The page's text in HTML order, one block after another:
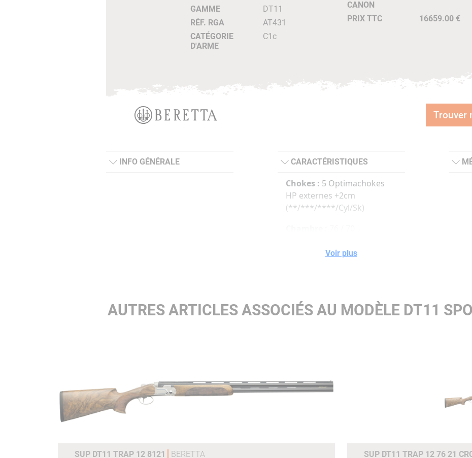
GAMME
DT11
RÉF. RGA
AT431
CATÉGORIE
D'ARME
C1c
CANON
PRIX TTC 16659.00 €
Trouver
INFO GÉNÉRALE CARACTÉRISTIQUES
Chokes : 5 Optimachokes
HP externes +2cm
(**/***/****/Cyl/Sk)
10x8mm
Voir plus
AUTRES ARTICLES ASSOCIÉS AU MODÈLE DT11
SUP DT11 TRAP 12 8121 BERETTA SUP DT11 TRAP 12 76 21